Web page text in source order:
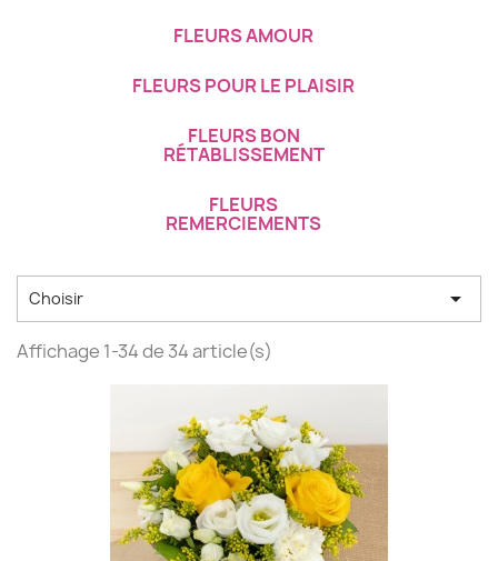
FLEURS AMOUR
FLEURS POUR LE PLAISIR
FLEURS BON
RÉTABLISSEMENT
FLEURS
REMERCIEMENTS
Choisir 
Affichage 1-34 de 34 article(s)